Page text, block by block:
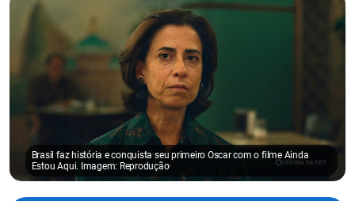
Brasil faz história e conquista seu primeiro Oscar com o filme Ainda
Estou Aqui. Imagem: Reprodução